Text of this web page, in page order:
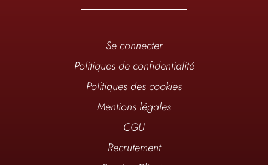
Se connecter
Politiques de confidentialité
Politiques des cookies
Mentions légales
CGU
Recrutement